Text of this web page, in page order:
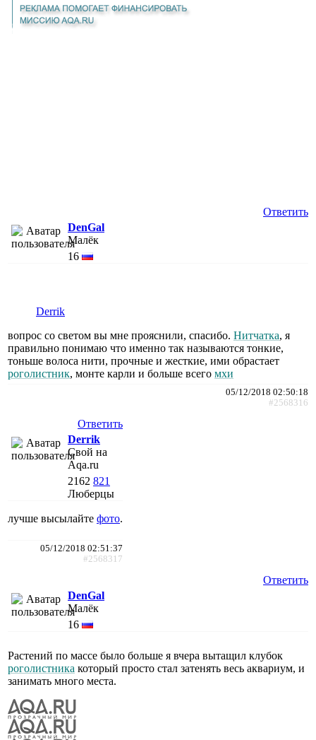
Ответить
DenGal
Малёк
16
Derrik
вопрос со светом вы мне прояснили, спасибо. Нитчатка, я
правильно понимаю что именно так называются тонкие,
тоньше волоса нити, прочные и жесткие, ими обрастает
роголистник, монте карли и больше всего мхи
05/12/2018 02:50:18
#2568316
Ответить
Derrik
Свой на
Aqa.ru
2162 821
Люберцы
лучше высылайте фото.
05/12/2018 02:51:37
#2568317
Ответить
DenGal
Малёк
16
Растений по массе было больше я вчера вытащил клубок
роголистника который просто стал затенять весь аквариум, и
занимать много места.